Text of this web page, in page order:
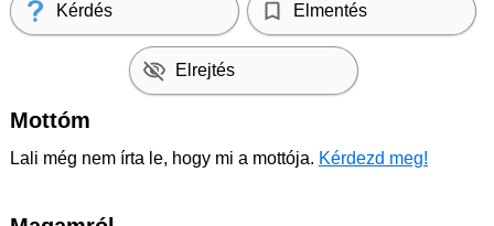
Kérdés Elmentés
Elrejtés
Mottóm
Lali még nem írta le, hogy mi a mottója. Kérdezd meg!